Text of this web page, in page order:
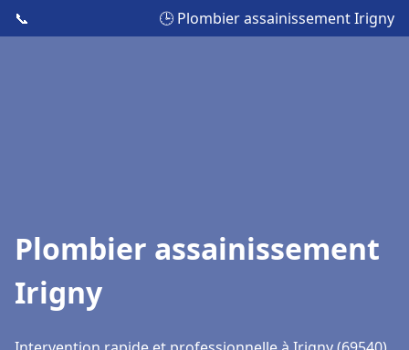
📞 🕒 Plombier assainissement Irigny
Plombier assainissement
Irigny